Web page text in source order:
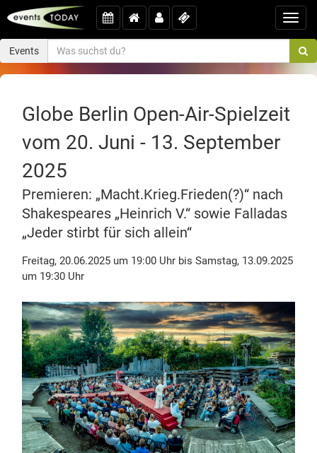
Events
Globe Berlin Open-Air-Spielzeit
vom 20. Juni - 13. September
2025
Premieren: „Macht.Krieg.Frieden(?)“ nach
Shakespeares „Heinrich V.“ sowie Falladas
„Jeder stirbt für sich allein“
Freitag, 20.06.2025 um 19:00 Uhr bis Samstag, 13.09.2025
um 19:30 Uhr